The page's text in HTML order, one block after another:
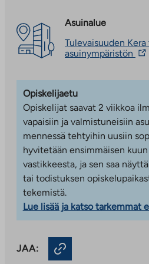
Maitovadinkatu 11
Kehittyvälle Keran alueelle
uusi asuinkortteli, jossa on
asunnot ovat osa useamman
yhteiskäytössä on vehreä
leikkialueineen. Läheiseltä
neljän minuutin junamatka
minuutin matka Helsingin
Monipuolinen asuntovalikoima
Viilivati 2:
kuusikerroksisessa
portaikkoa. Asunnot ovat
toukokuussa 2025.
Maitovadinkatu 11:
Asuinalue
Tulevaisuuden
asuinympäristön
Opiskelijaetu
Opiskelijat saavat 2 viikkoa
vapaisiin ja valmistuneisiin
mennessä tehtyihin uusiin
hyvitetään ensimmäisen
vastikkeesta, ja sen saa
tai todistuksen
tekemistä.
Lue lisää ja katso tarkemmat
JAA: